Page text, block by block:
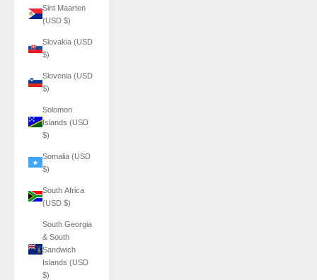
Sint Maarten
(USD $)
Slovakia (USD
$)
Slovenia (USD
$)
Solomon
Islands (USD
$)
Somalia (USD
$)
South Africa
(USD $)
South Georgia
& South
Sandwich
Islands (USD
$)